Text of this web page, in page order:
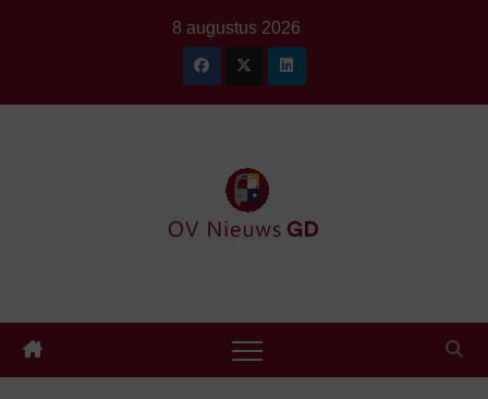
8 augustus 2026